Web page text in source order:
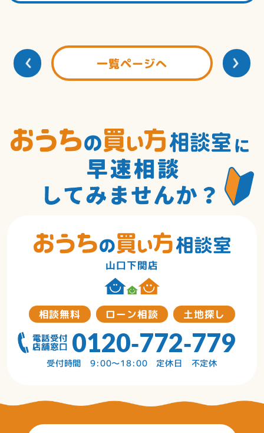
一覧ページへ
山口下関店
相談無料 ローン相談 土地探し
0120‐772‐779
受付時間 9:00～18:00 定休日 不定休